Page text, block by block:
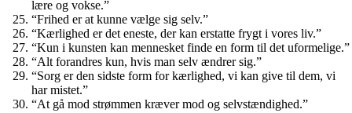
lære og vokse.”
“Frihed er at kunne vælge sig selv.”
“Kærlighed er det eneste, der kan erstatte frygt i vores liv.”
“Kun i kunsten kan mennesket finde en form til det uformelige.”
“Alt forandres kun, hvis man selv ændrer sig.”
“Sorg er den sidste form for kærlighed, vi kan give til dem, vi
har mistet.”
“At gå mod strømmen kræver mod og selvstændighed.”